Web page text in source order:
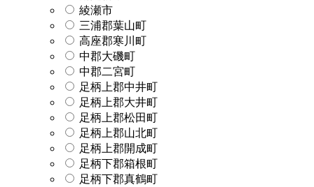
綾瀬市
三浦郡葉山町
高座郡寒川町
中郡大磯町
中郡二宮町
足柄上郡中井町
足柄上郡大井町
足柄上郡松田町
足柄上郡山北町
足柄上郡開成町
足柄下郡箱根町
足柄下郡真鶴町